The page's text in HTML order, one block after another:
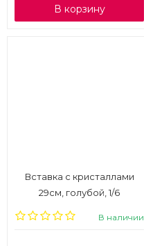
В корзину
Вставка с кристаллами
29см, голубой, 1/6
В наличии